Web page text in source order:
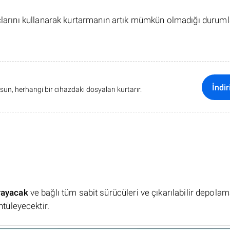
kullanarak kurtarmanın artık mümkün olmadığı
herhangi bir cihazdaki dosyaları kurtarır.
ve bağlı tüm sabit sürücüleri ve çıkarılabilir